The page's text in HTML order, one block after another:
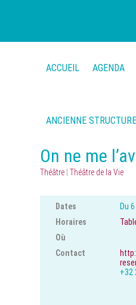
ACCUEIL AGENDA
ANCIENNE STRUCTURE
On ne me
Théâtre Théâtre de la Vie
Dates
Du
Horaires
Où
Contact
+32